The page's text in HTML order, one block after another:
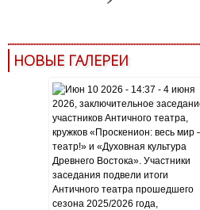
НОВЫЕ ГАЛЕРЕИ